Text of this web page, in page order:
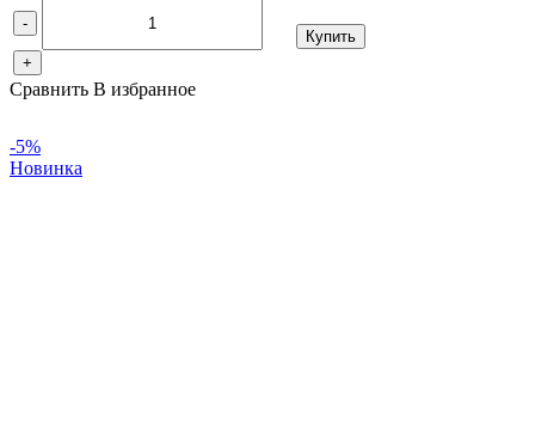
-
+
Купить
Сравнить В избранное
-5%
Новинка